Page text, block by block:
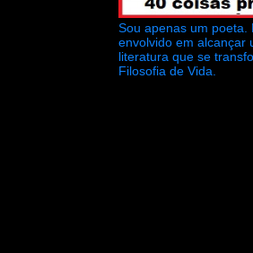
Sou apenas um
envolvido em alcançar
literatura que se
Filosofia de Vida.